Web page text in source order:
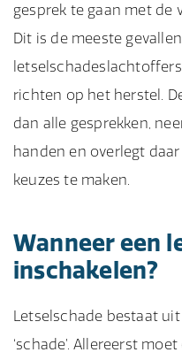
gesprek te gaan met de
Dit is de meeste
richten op het herstel.
dan alle gesprekken,
handen en overlegt
keuzes te maken.
Wanneer een
inschakelen?
Letselschade bestaat uit
‘schade’. Allereerst